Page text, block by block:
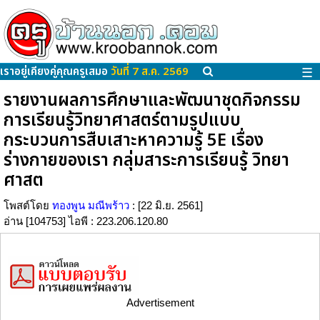
เราอยู่เคียงคู่คุณครูเสมอ วันที่ 7 ส.ค. 2569 ☰
รายงานผลการศึกษาและพัฒนาชุดกิจกรรม
การเรียนรู้วิทยาศาสตร์ตามรูปแบบ
กระบวนการสืบเสาะหาความรู้ 5E เรื่อง
ร่างกายของเรา กลุ่มสาระการเรียนรู้ วิทยา
ศาสต
โพสต์โดย ทองพูน มณีพร้าว : [22 มิ.ย. 2561]
อ่าน [104753] ไอพี : 223.206.120.80
Advertisement